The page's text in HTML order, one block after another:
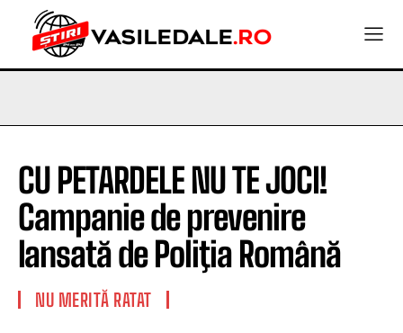
CU PETARDELE NU TE JOCI!
Campanie de prevenire
lansată de Poliţia Română
NU MERITĂ RATAT